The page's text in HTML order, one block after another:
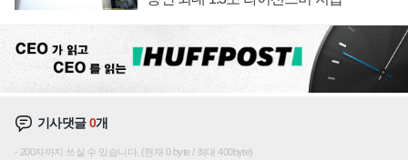
기사댓글0개
200자까지 쓰실 수 있습니다. (현재 0 byte / 최대 400byte)